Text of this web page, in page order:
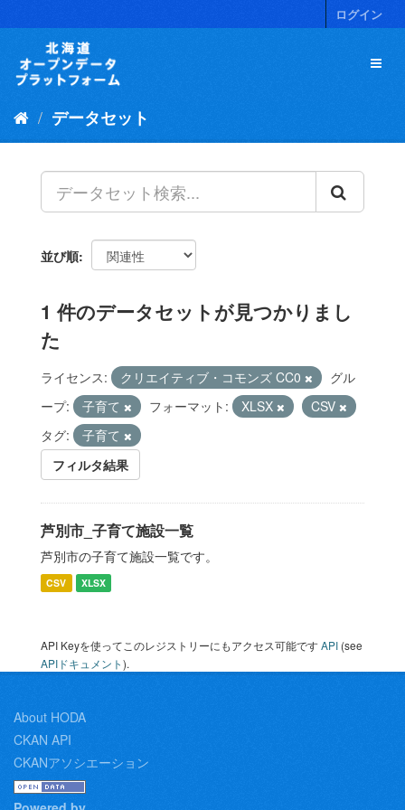
キ
ログイン
データセット
並び順
1 件のデータセットが見つかりまし
た
ライセンス: クリエイティブ・コモンズ CC0
グル
ープ:
子育て フォーマット: XLSX
CSV
タグ:
子育て
フィルタ結果
芦別市_子育て施設一覧
芦別市の子育て施設一覧です。
CSV XLSX
API Keyを使ってこのレジストリーにもアクセス可能ですAPI (see
APIドキュメント).
About HODA
CKAN API
CKANアソシエーション